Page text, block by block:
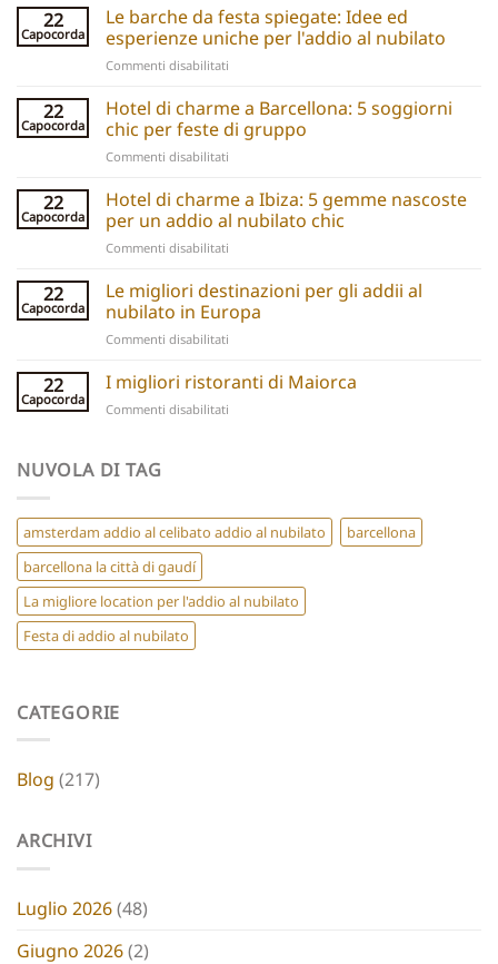
22
Capocorda
Le barche da festa spiegate: Idee ed
esperienze uniche per l'addio al nubilato
Commenti disabilitati
boats
explained:
Unique
ideas
and
22
Capocorda
Hotel di charme a Barcellona: 5 soggiorni
chic per feste di gruppo
Commenti disabilitati
Boutique
Hotels:
5
for
Group
Parties
22
Capocorda
Hotel di charme a Ibiza: 5 gemme nascoste
per un addio al nubilato chic
Commenti disabilitati
Boutique
Hotels:
5
for
22
Capocorda
Le migliori destinazioni per gli addii al
nubilato in Europa
Commenti disabilitati
Hen
Do
22
Capocorda
I migliori ristoranti di Maiorca
Commenti disabilitati
NUVOLA DI TAG
amsterdam addio al celibato addio al nubilato
barcellona
barcellona la città di gaudí
La migliore location per l'addio al nubilato
Festa di addio al nubilato
CATEGORIE
Blog (217)
ARCHIVI
Luglio 2026(48)
Giugno 2026(2)